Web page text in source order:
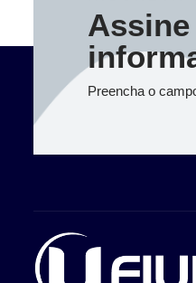
Preencha o